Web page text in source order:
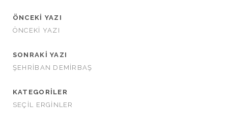
ÖNCEKI YAZI
ÖNCEKI YAZI
SONRAKI YAZI
ŞEHRİBAN DEMİRBAŞ
KATEGORILER
SEÇİL ERGİNLER